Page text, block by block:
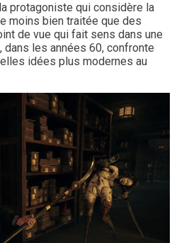
protagoniste qui considère la
moins bien traitée que des
de vue qui fait sens dans une
dans les années 60, confronte
idées plus modernes au